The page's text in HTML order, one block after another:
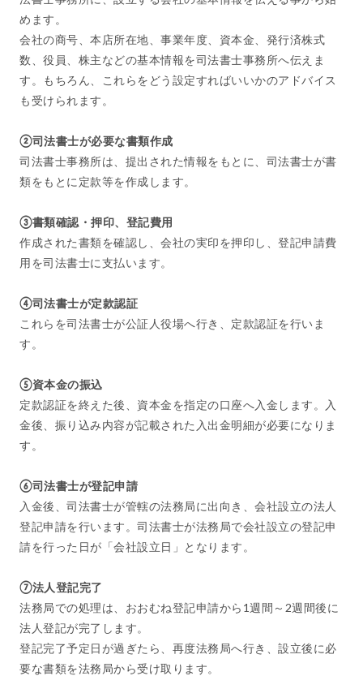
めます。
会社の商号、本店所在地、事業年度、資本金、発行済株式
数、役員、株主などの基本情報を司法書士事務所へ伝えま
す。もちろん、これらをどう設定すればいいかのアドバイス
も受けられます。
②司法書士が必要な書類作成
司法書士事務所は、提出された情報をもとに、司法書士が書
類をもとに定款等を作成します。
③書類確認・押印、登記費用
作成された書類を確認し、会社の実印を押印し、登記申請費
用を司法書士に支払います。
④司法書士が定款認証
これらを司法書士が公証人役場へ行き、定款認証を行いま
す。
⑤資本金の振込
定款認証を終えた後、資本金を指定の口座へ入金します。入
金後、振り込み内容が記載された入出金明細が必要になりま
す。
⑥司法書士が登記申請
入金後、司法書士が管轄の法務局に出向き、会社設立の法人
登記申請を行います。司法書士が法務局で会社設立の登記申
請を行った日が「会社設立日」となります。
⑦法人登記完了
法務局での処理は、おおむね登記申請から1週間～2週間後に
法人登記が完了します。
登記完了予定日が過ぎたら、再度法務局へ行き、設立後に必
要な書類を法務局から受け取ります。